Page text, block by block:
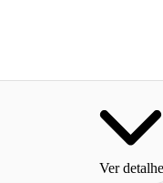
Ver